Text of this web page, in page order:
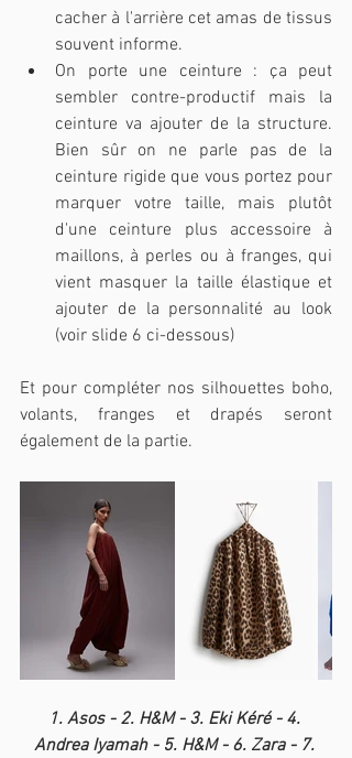
cacher à l'arrière cet amas de tissus
souvent informe.
On porte une ceinture : ça peut
sembler contre-productif mais la
ceinture va ajouter de la structure.
Bien sûr on ne parle pas de la
ceinture rigide que vous portez pour
marquer votre taille, mais plutôt
d'une ceinture plus accessoire à
maillons, à perles ou à franges, qui
vient masquer la taille élastique et
ajouter de la personnalité au look
(voir slide 6 ci-dessous)
Et pour compléter nos silhouettes boho,
volants, franges et drapés seront
également de la partie.
1. Asos - 2. H&M - 3. Eki Kéré - 4.
Andrea Iyamah - 5. H&M - 6. Zara - 7.